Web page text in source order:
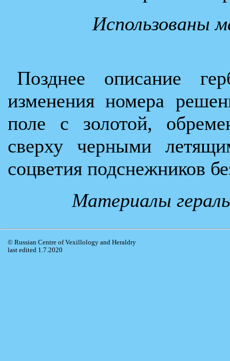
Использованы
Позднее описание
изменения номера
поле с золотой,
сверху черными
соцветия подснежников
Материалы
© Russian Centre of Vexillology and Heraldry
last edited 1.7.2020